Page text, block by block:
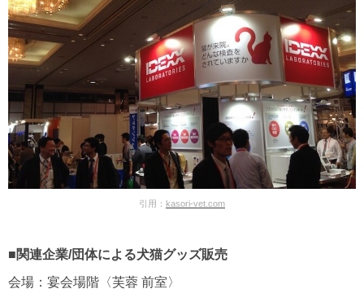
引用： kasori-vet.com
■関連企業/団体による犬猫グッズ販売
会場：宴会場階〈芙蓉 前室〉